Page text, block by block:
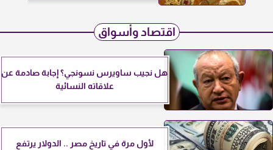
اقتصاد وأسواق
هل نجيب ساويرس نسونجي؟ إجابة صادمة عن
علاقاته النسائية
لأول مرة في تاريخ مصر .. الدولار يرتفع